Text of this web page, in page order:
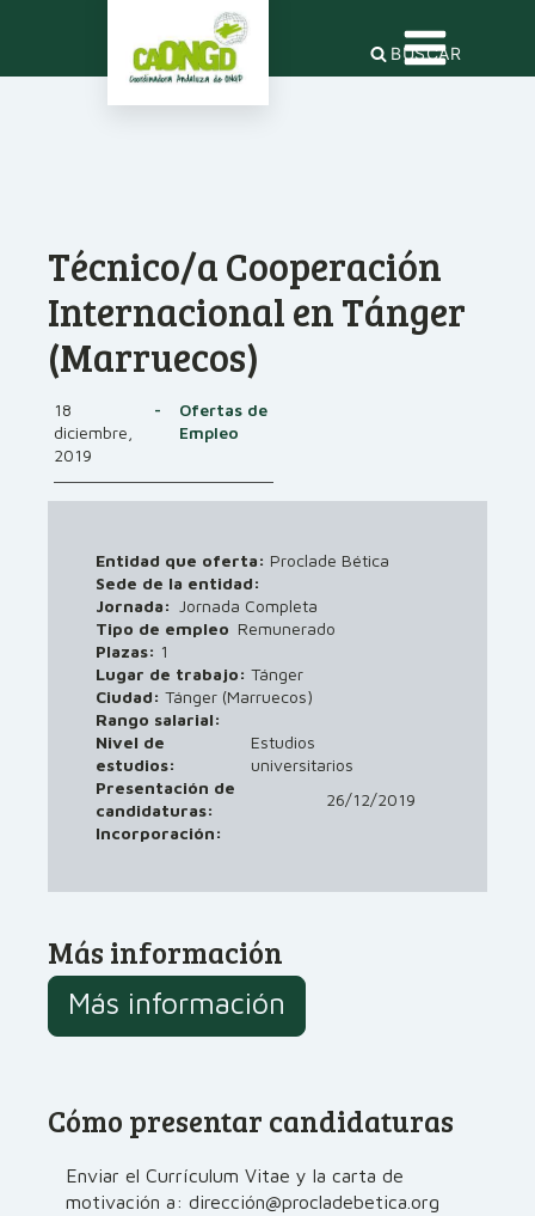
BUSCAR
Técnico/a Cooperación
Internacional en Tánger
(Marruecos)
18
diciembre,
2019
-
Ofertas de
Empleo
Entidad que oferta: Proclade Bética
Sede de la entidad:
Jornada: Jornada Completa
Tipo de empleo Remunerado
Plazas: 1
Lugar de trabajo: Tánger
Ciudad: Tánger (Marruecos)
Rango salarial:
Nivel de
estudios:
Estudios
universitarios
Presentación de
candidaturas:
26/12/2019
Incorporación:
Más información
Más información
Cómo presentar candidaturas
Enviar el Currículum Vitae y la carta de
motivación a: dirección@procladebetica.org